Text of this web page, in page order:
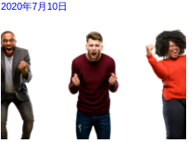
2020年7月10日